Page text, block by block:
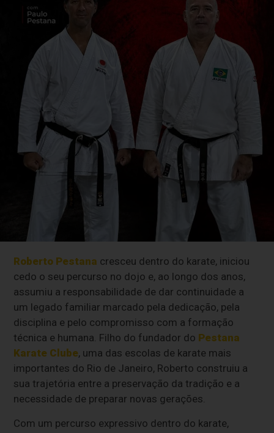
Roberto Pestana cresceu dentro do karate, iniciou
cedo o seu percurso no dojo e, ao longo dos anos,
assumiu a responsabilidade de dar continuidade a
um legado familiar marcado pela dedicação, pela
disciplina e pelo compromisso com a formação
técnica e humana. Filho do fundador do Pestana
Karate Clube, uma das escolas de karate mais
importantes do Rio de Janeiro, Roberto construiu a
sua trajetória entre a preservação da tradição e a
necessidade de preparar novas gerações.
Com um percurso expressivo dentro do karate,